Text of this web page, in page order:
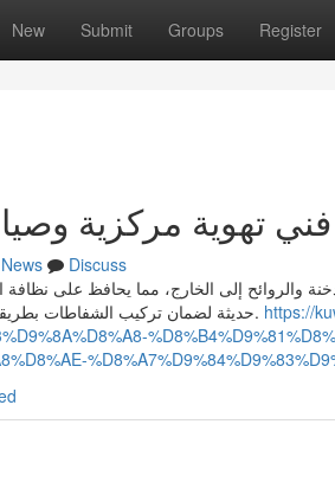
New Submit Groups Register
فني تهوية مركزية
News
Discuss
والروائح إلى الخارج، مما يحافظ على
حديثة لضمان تركيب الشفاطات بطريقة صحيحة وآمنة لتجنب أي مشاكل لاحقًا. https://